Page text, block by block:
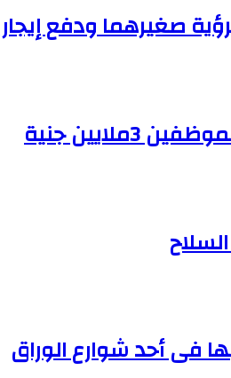
صغيرهما ودفع
جنية